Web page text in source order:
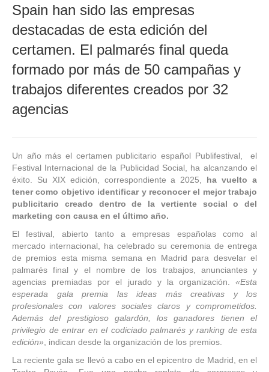
Spain han sido las empresas
destacadas de esta edición del
certamen. El palmarés final queda
formado por más de 50 campañas y
trabajos diferentes creados por 32
agencias
Un año más el certamen publicitario español Publifestival, el
Festival Internacional de la Publicidad Social, ha alcanzando el
éxito. Su XIX edición, correspondiente a 2025, ha vuelto a
tener como objetivo identificar y reconocer el mejor trabajo
publicitario creado dentro de la vertiente social o del
marketing con causa en el último año.
El festival, abierto tanto a empresas españolas como al
mercado internacional, ha celebrado su ceremonia de entrega
de premios esta misma semana en Madrid para desvelar el
palmarés final y el nombre de los trabajos, anunciantes y
agencias premiadas por el jurado y la organización. «Esta
esperada gala premia las ideas más creativas y los
profesionales con valores sociales claros y comprometidos.
Además del prestigioso galardón, los ganadores tienen el
privilegio de entrar en el codiciado palmarés y ranking de esta
edición» , indican desde la organización de los premios.
La reciente gala se llevó a cabo en el epicentro de Madrid, en el